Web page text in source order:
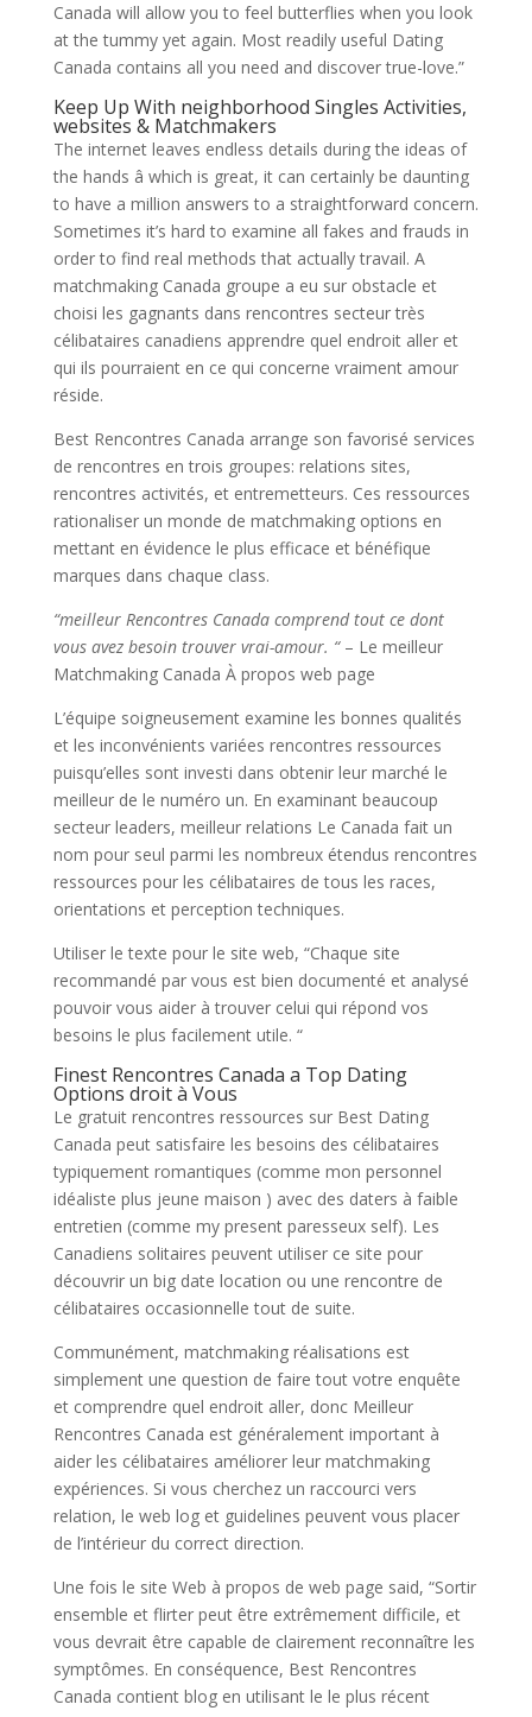
Canada will allow you to feel butterflies when you look
at the tummy yet again. Most readily useful Dating
Canada contains all you need and discover true-love.”
Keep Up With neighborhood Singles Activities,
websites & Matchmakers
The internet leaves endless details during the ideas of
the hands â which is great, it can certainly be daunting
to have a million answers to a straightforward concern.
Sometimes it’s hard to examine all fakes and frauds in
order to find real methods that actually travail. A
matchmaking Canada groupe a eu sur obstacle et
choisi les gagnants dans rencontres secteur très
célibataires canadiens apprendre quel endroit aller et
qui ils pourraient en ce qui concerne vraiment amour
réside.
Best Rencontres Canada arrange son favorisé services
de rencontres en trois groupes: relations sites,
rencontres activités, et entremetteurs. Ces ressources
rationaliser un monde de matchmaking options en
mettant en évidence le plus efficace et bénéfique
marques dans chaque class.
“meilleur Rencontres Canada comprend tout ce dont
vous avez besoin trouver vrai-amour. “– Le meilleur
Matchmaking Canada À propos web page
L’équipe soigneusement examine les bonnes qualités
et les inconvénients variées rencontres ressources
puisqu’elles sont investi dans obtenir leur marché le
meilleur de le numéro un. En examinant beaucoup
secteur leaders, meilleur relations Le Canada fait un
nom pour seul parmi les nombreux étendus rencontres
ressources pour les célibataires de tous les races,
orientations et perception techniques.
Utiliser le texte pour le site web, “Chaque site
recommandé par vous est bien documenté et analysé
pouvoir vous aider à trouver celui qui répond vos
besoins le plus facilement utile. “
Finest Rencontres Canada a Top Dating
Options droit à Vous
Le gratuit rencontres ressources sur Best Dating
Canada peut satisfaire les besoins des célibataires
typiquement romantiques (comme mon personnel
idéaliste plus jeune maison ) avec des daters à faible
entretien (comme my present paresseux self). Les
Canadiens solitaires peuvent utiliser ce site pour
découvrir un big date location ou une rencontre de
célibataires occasionnelle tout de suite.
Communément, matchmaking réalisations est
simplement une question de faire tout votre enquête
et comprendre quel endroit aller, donc Meilleur
Rencontres Canada est généralement important à
aider les célibataires améliorer leur matchmaking
expériences. Si vous cherchez un raccourci vers
relation, le web log et guidelines peuvent vous placer
de l’intérieur du correct direction.
Une fois le site Web à propos de web page said, “Sortir
ensemble et flirter peut être extrêmement difficile, et
vous devrait être capable de clairement reconnaître les
symptômes. En conséquence, Best Rencontres
Canada contient blog en utilisant le le plus récent